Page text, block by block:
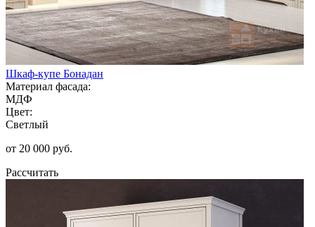
Шкаф-купе Бонадан
Материал фасада:
МДФ
Цвет:
Светлый
от 20 000 руб.
Рассчитать